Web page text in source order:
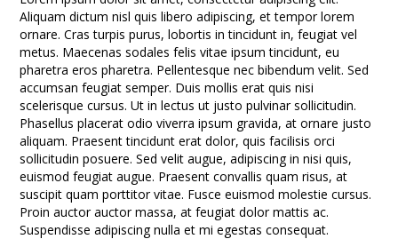
Aliquam dictum nisl quis libero adipiscing, et tempor lorem
ornare. Cras turpis purus, lobortis in tincidunt in, feugiat vel
metus. Maecenas sodales felis vitae ipsum tincidunt, eu
pharetra eros pharetra. Pellentesque nec bibendum velit. Sed
accumsan feugiat semper. Duis mollis erat quis nisi
scelerisque cursus. Ut in lectus ut justo pulvinar sollicitudin.
Phasellus placerat odio viverra ipsum gravida, at ornare justo
aliquam. Praesent tincidunt erat dolor, quis facilisis orci
sollicitudin posuere. Sed velit augue, adipiscing in nisi quis,
euismod feugiat augue. Praesent convallis quam risus, at
suscipit quam porttitor vitae. Fusce euismod molestie cursus.
Proin auctor auctor massa, at feugiat dolor mattis ac.
Suspendisse adipiscing nulla et mi egestas consequat.